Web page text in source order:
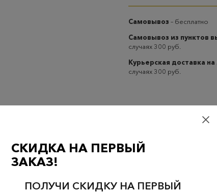
Самовывоз – бесплатно
Самовывоз из пунктов
случаях 300 руб.
Курьерская доставка
случаях 300 руб.
Проверьте наличие в магазинах
СКИДКА НА ПЕРВЫЙ
ЗАКАЗ!
ПОЛУЧИ СКИДКУ НА ПЕРВЫЙ